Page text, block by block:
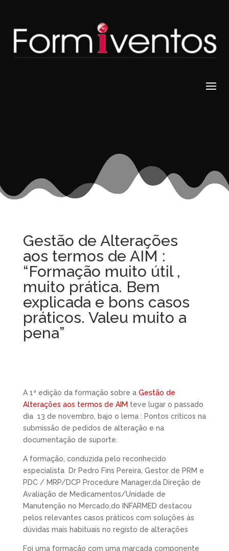
Gestão de Alterações
aos termos de AIM :
“Formação muito útil ,
muito prática. Bem
explicada e bons casos
práticos. Valeu muito a
pena”
A 1ª edição da formação sobre a Gestão de
Alterações aos termos de AIM teve lugar o passado
dia 13 de novembro, bajo o lema : Pontos críticos na
submissão de pedidos de alteração e na
documentação de suporte.
A formação, conduzida pelo reconhecido
especialista Dr Pedro Fins Pereira, Gestor de PRM e
PDC / MRP/DCP Procedure Manager,da Direção de
Avaliação de Medicamentos/Unidade de
Manutenção no Mercado,do INFARMED destacou
pelos relevantes casos práticos com soluções às
dúvidas mais habituais no registo de alterações
Foi uma formação com uma marcada componente